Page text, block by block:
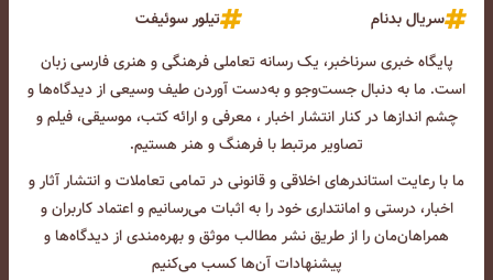
سریال بدنام
تیلور سوئیفت
پایگاه خبری سرناخبر، یک رسانه تعاملی فرهنگی و هنری فارسی زبان
است. ما به دنبال جست‌و‌جو و به‌دست آوردن طیف وسیعی از دیدگاه‌ها و
چشم انداز‌ها در کنار انتشار اخبار ، معرفی و ارائه کتب، موسیقی، فیلم و
تصاویر مرتبط با فرهنگ و هنر هستیم.
ما با رعایت استاندرهای اخلاقی و قانونی در تمامی تعاملات و انتشار آثار و
اخبار، درستی و امانتداری خود را به اثبات می‌رسانیم و اعتماد کاربران و
همراهان‌مان را از طریق نشر مطالب موثق و بهره‌مندی از دیدگاه‌ها و
پیشنهادات آن‌ها کسب می‌کنیم